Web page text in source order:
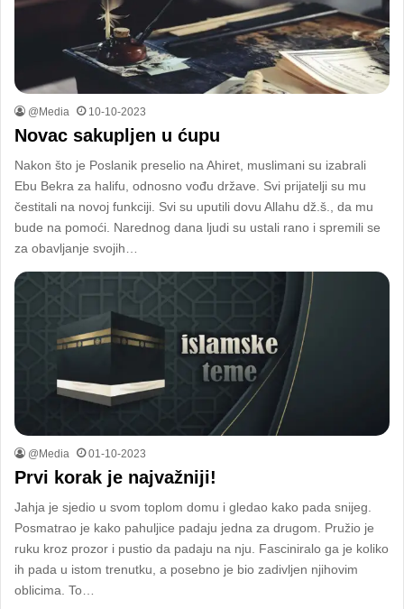
@Media 10-10-2023
Novac sakupljen u ćupu
Nakon što je Poslanik preselio na Ahiret, muslimani su izabrali
Ebu Bekra za halifu, odnosno vođu države. Svi prijatelji su mu
čestitali na novoj funkciji. Svi su uputili dovu Allahu dž.š., da mu
bude na pomoći. Narednog dana ljudi su ustali rano i spremili se
za obavljanje svojih…
@Media 01-10-2023
Prvi korak je najvažniji!
Jahja je sjedio u svom toplom domu i gledao kako pada snijeg.
Posmatrao je kako pahuljice padaju jedna za drugom. Pružio je
ruku kroz prozor i pustio da padaju na nju. Fasciniralo ga je koliko
ih pada u istom trenutku, a posebno je bio zadivljen njihovim
oblicima. To…